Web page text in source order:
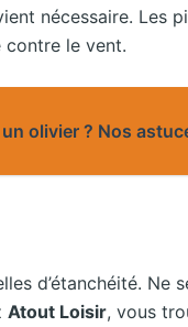
nécessaire. Les
le vent.
olivier ? Nos
d’étanchéité. Ne
Atout Loisir, vous